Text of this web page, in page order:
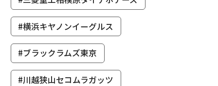
#横浜キヤノンイーグルス
#ブラックラムズ東京
#川越狭山セコムラガッツ